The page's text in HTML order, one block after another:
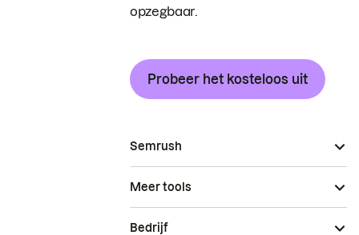
opzegbaar.
Probeer het kosteloos uit
Semrush
Meer tools
Bedrijf